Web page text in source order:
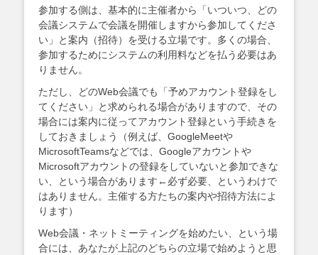
参加する側は、基本的に主催者から「いついつ、どの
会議システムで会議を開催しますから参加してくださ
い」と案内（招待）を受ける立場です。多くの場合、
参加するためにシステムの利用料などを払う必要はあ
りません。
ただし、どのWeb会議でも「予めアカウント登録をし
てください」と求められる場合がありますので、その
場合には案内に従ってアカウント登録という手続きを
しておきましょう（例えば、GoogleMeetや
MicrosoftTeamsなどでは、Googleアカウントや
Microsoftアカウントの登録をしていないと参加できな
い、という場合があります←必ず必要、というわけで
はありません。主催する方たちの案内や招待方法によ
ります）
Web会議・ネットミーティングを始めたい、という場
合には、あなたが上記のどちらの立場で始めようと思